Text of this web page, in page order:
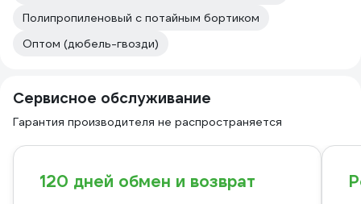
Полипропиленовый с потайным бортиком
Оптом (дюбель-гвозди)
Сервисное обслуживание
Гарантия производителя не распространяется
120 дней обмен и возврат